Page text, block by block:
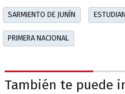
SARMIENTO DE JUNÍN
PRIMERA NACIONAL
También te puede